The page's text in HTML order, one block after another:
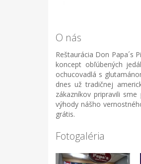
O nás
Reštaurácia Don Papa´s
koncept obľúbených
ochucovadlá s
dnes už tradičnej
zákazníkov pripravili
výhody nášho
grátis.
Fotogaléria